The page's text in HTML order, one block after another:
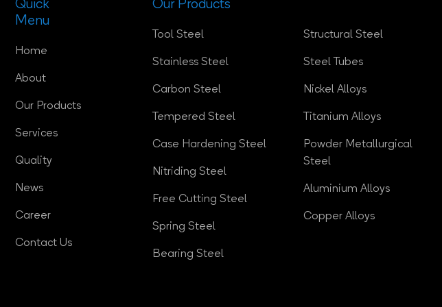
Quick
Menu
Home
About
Our Products
Services
Quality
News
Career
Contact Us
Our Products
Tool Steel
Stainless Steel
Carbon Steel
Tempered Steel
Case Hardening Steel
Nitriding Steel
Free Cutting Steel
Spring Steel
Bearing Steel
Structural Steel
Steel Tubes
Nickel Alloys
Titanium Alloys
Powder Metallurgical
Steel
Aluminium Alloys
Copper Alloys